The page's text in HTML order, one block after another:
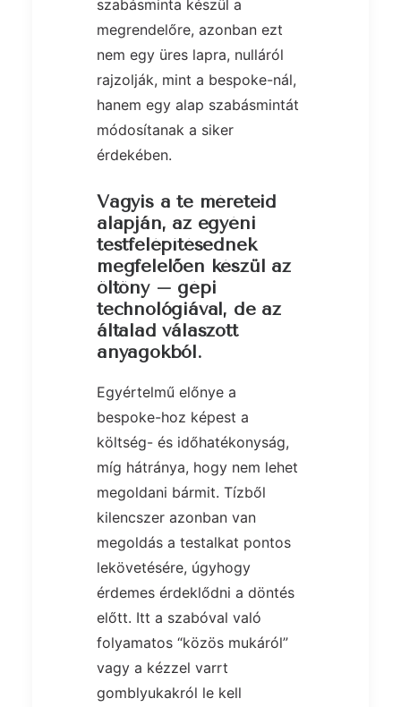
szabásminta készül a
megrendelőre, azonban ezt
nem egy üres lapra, nulláról
rajzolják, mint a bespoke-nál,
hanem egy alap szabásmintát
módosítanak a siker
érdekében.
Vagyis a te méreteid
alapján, az egyéni
testfelépítésednek
megfelelően készül az
öltöny – gépi
technológiával, de az
általad válaszott
anyagokból.
Egyértelmű előnye a
bespoke-hoz képest a
költség- és időhatékonyság,
míg hátránya, hogy nem lehet
megoldani bármit. Tízből
kilencszer azonban van
megoldás a testalkat pontos
lekövetésére, úgyhogy
érdemes érdeklődni a döntés
előtt. Itt a szabóval való
folyamatos “közös mukáról”
vagy a kézzel varrt
gomblyukakról le kell